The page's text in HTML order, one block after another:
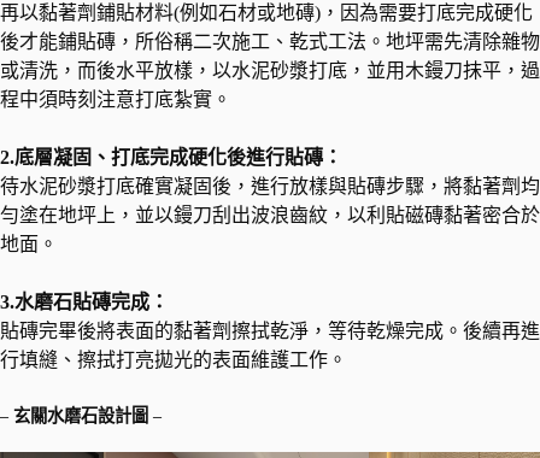
再以黏著劑鋪貼材料(例如石材或地磚)，因為需要打底完成硬化
後才能鋪貼磚，所俗稱二次施工、乾式工法。地坪需先清除雜物
或清洗，而後水平放樣，以水泥砂漿打底，並用木鏝刀抹平，過
程中須時刻注意打底紮實。
2.底層凝固、打底完成硬化後進行貼磚：
待水泥砂漿打底確實凝固後，進行放樣與貼磚步驟，將黏著劑均
勻塗在地坪上，並以鏝刀刮出波浪齒紋，以利貼磁磚黏著密合於
地面。
3.水磨石貼磚完成：
貼磚完畢後將表面的黏著劑擦拭乾淨，等待乾燥完成。後續再進
行填縫、擦拭打亮拋光的表面維護工作。
– 玄關水磨石設計圖 –